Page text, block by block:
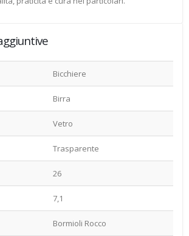
Bicchiere
Birra
Vetro
Trasparente
26
7,1
Bormioli Rocco